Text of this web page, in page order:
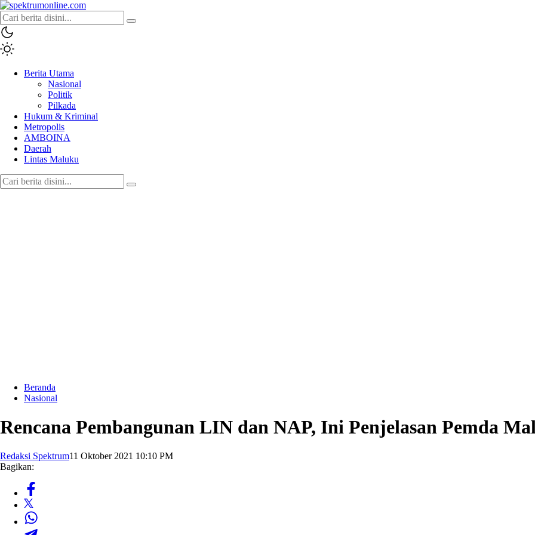
spektrumonline.com
Berita Utama
Nasional
Politik
Pilkada
Hukum & Kriminal
Metropolis
AMBOINA
Daerah
Lintas Maluku
Beranda
Nasional
Rencana Pembangunan LIN dan NAP, Ini Penjelasan Pemda
Redaksi Spektrum11 Oktober 2021 10:10 PM
Bagikan: